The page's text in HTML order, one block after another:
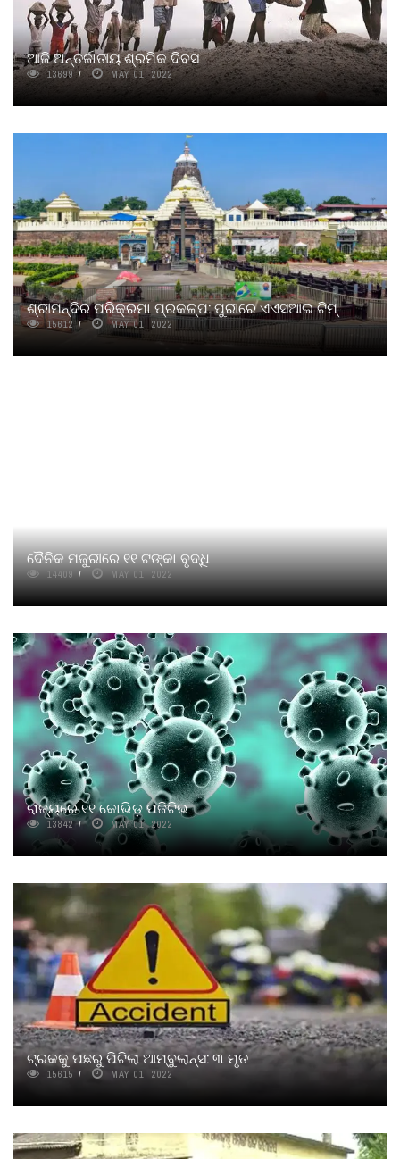
ଆଜି ଅନ୍ତର୍ଜାତୀୟ ଶ୍ରମିକ ଦିବସ
13699 MAY 01, 2022
ଶ୍ରୀମନ୍ଦିର ପରିକ୍ରମା ପ୍ରକଳ୍ପ: ପୁରୀରେ ଏଏସଆଇ ଟିମ୍
15612 MAY 01, 2022
ଦୈନିକ ମଜୁରୀରେ ୧୧ ଟଙ୍କା ବୃଦ୍ଧି
14409 MAY 01, 2022
ରାଜ୍ୟରେ ୧୧ କୋଭିଡ଼ ପଜିଟିଭ
13842 MAY 01, 2022
ଟ୍ରକକୁ ପଛରୁ ପିଟିଲା ଆମ୍ବୁଲାନ୍ସ: ୩ ମୃତ
15615 MAY 01, 2022